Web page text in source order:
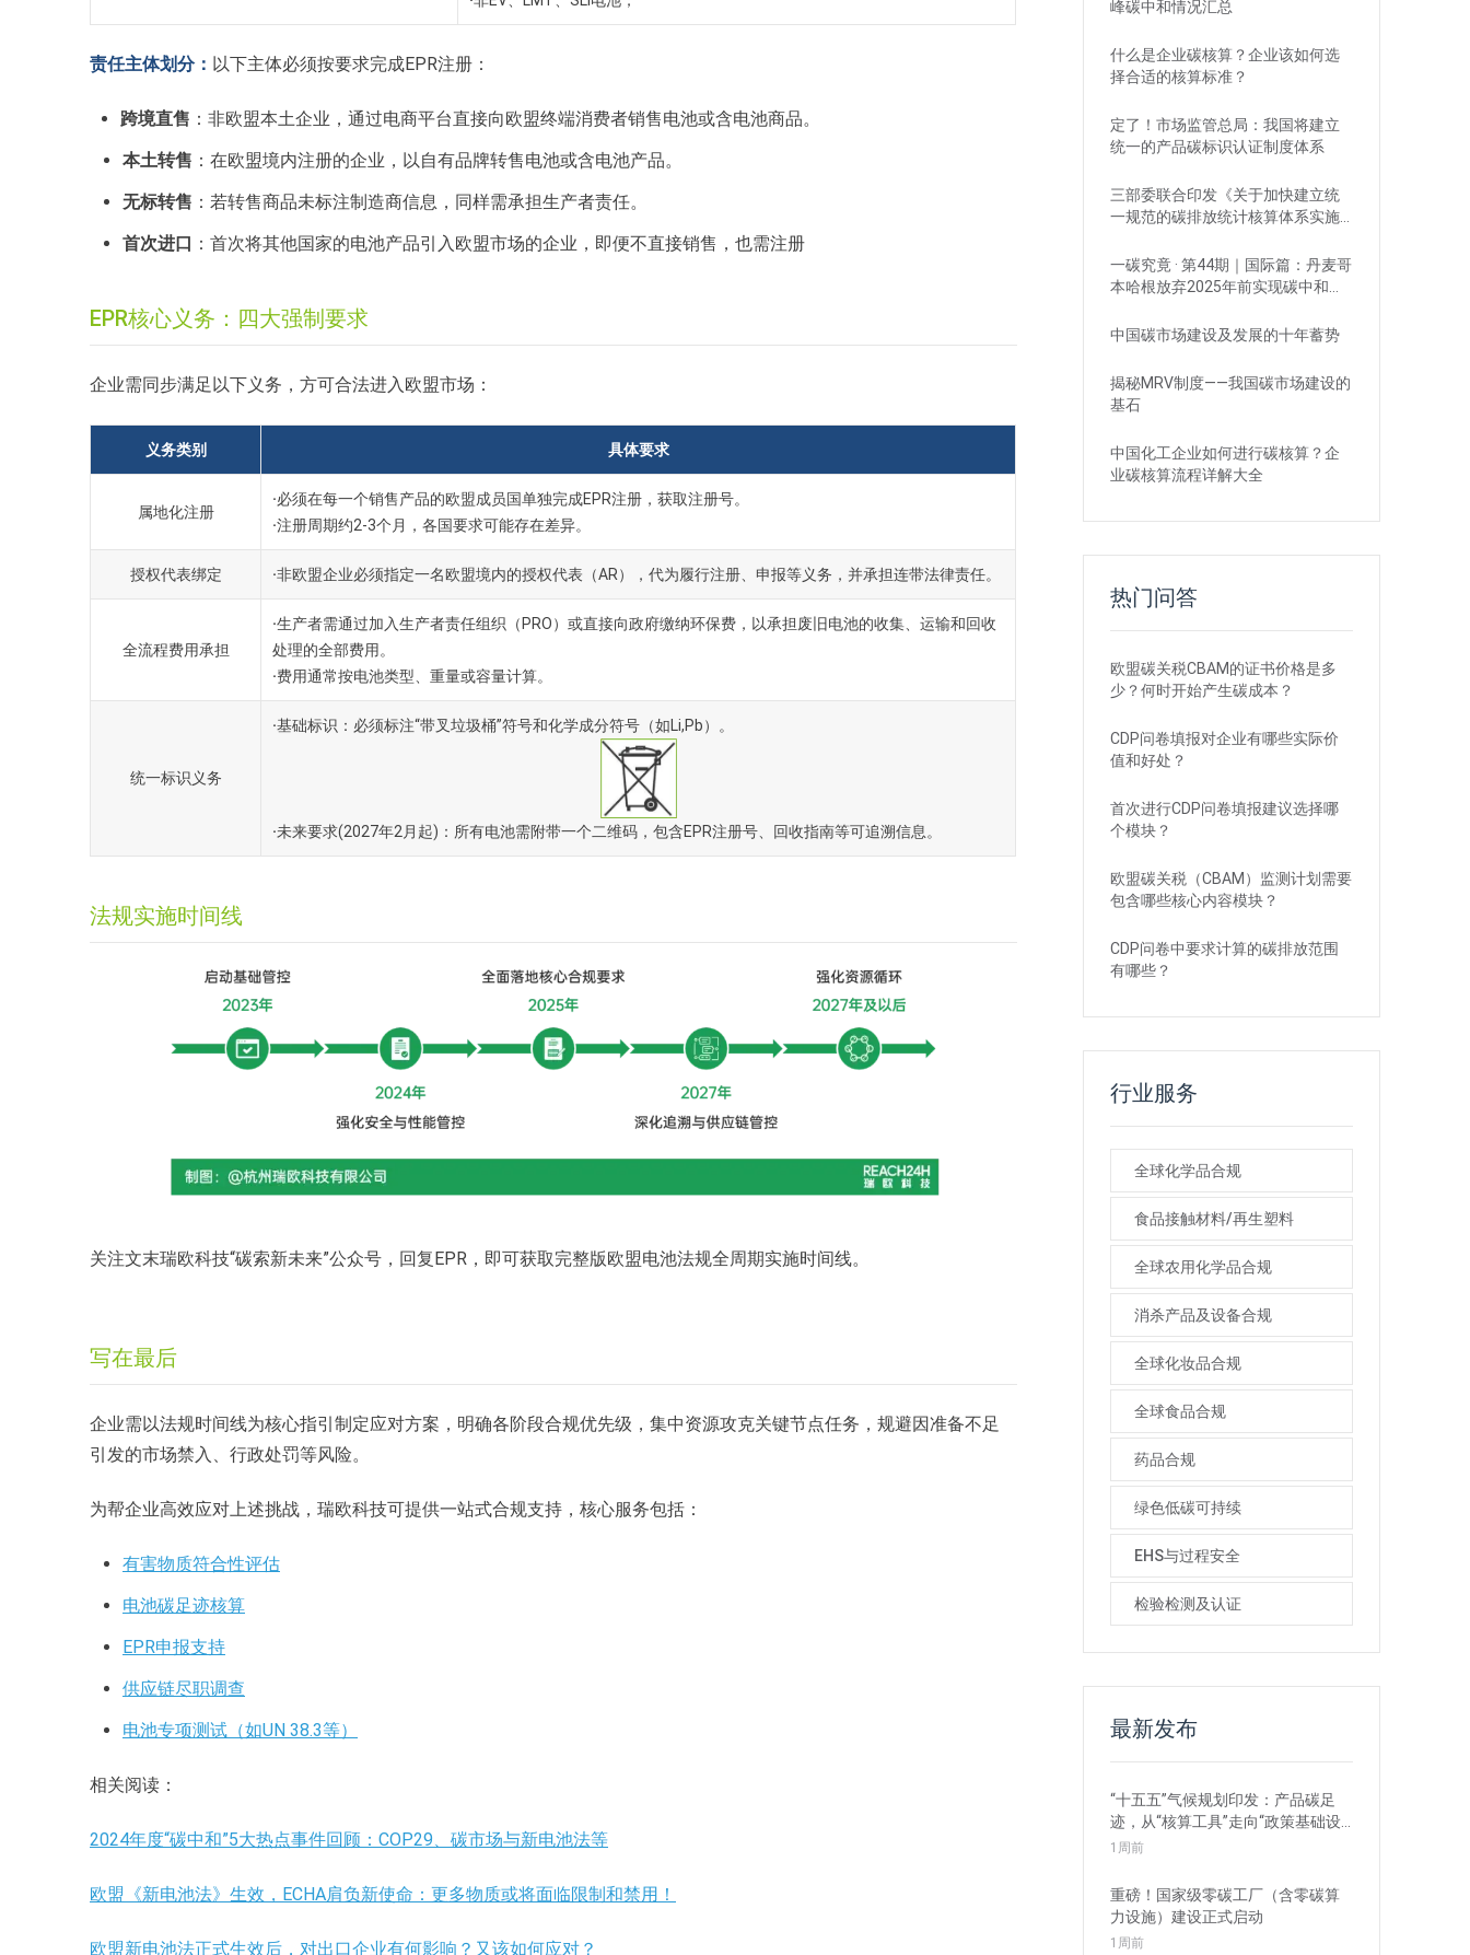
责任主体划分： 以下主体必须按要求完成EPR注册：
跨境直售 ：非欧盟本土企业，通过电商平台直接向欧盟终端消费者销售电池或含电池商品。
本土转售 ：在欧盟境内注册的企业，以自有品牌转售电池或含电池产品。
无标转售 ：若转售商品未标注制造商信息，同样需承担生产者责任。
首次进口 ：首次将其他国家的电池产品引入欧盟市场的企业，即便不直接销售，也需注册
EPR核心义务：四大强制要求
企业需同步满足以下义务，方可合法进入欧盟市场：
义务类别 具体要求
属地化注册
·必须在每一个销售产品的欧盟成员国单独完成EPR注册，获取注册号。
·注册周期约2-3个月，各国要求可能存在差异。
授权代表绑定 ·非欧盟企业必须指定一名欧盟境内的授权代表（AR），代为履行注册、申报等义务，并承担连带法律责任。
全流程费用承担
·生产者需通过加入生产者责任组织（PRO）或直接向政府缴纳环保费，以承担废旧电池的收集、运输和回收
处理的全部费用。
·费用通常按电池类型、重量或容量计算。
统一标识义务
·基础标识：必须标注“带叉垃圾桶”符号和化学成分符号（如Li,Pb）。
·未来要求(2027年2月起)：所有电池需附带一个二维码，包含EPR注册号、回收指南等可追溯信息。
法规实施时间线
关注文末瑞欧科技“碳索新未来”公众号，回复EPR，即可获取完整版欧盟电池法规全周期实施时间线。
写在最后
企业需以法规时间线为核心指引制定应对方案，明确各阶段合规优先级，集中资源攻克关键节点任务，规避因准备不足
引发的市场禁入、行政处罚等风险。
为帮企业高效应对上述挑战，瑞欧科技可提供一站式合规支持，核心服务包括：
有害物质符合性评估
电池碳足迹核算
EPR申报支持
供应链尽职调查
电池专项测试（如UN 38.3等）
相关阅读：
2024年度“碳中和”5大热点事件回顾：COP29、碳市场与新电池法等
欧盟《新电池法》生效，ECHA肩负新使命：更多物质或将面临限制和禁用！
欧盟新电池法正式生效后，对出口企业有何影响？又该如何应对？
峰碳中和情况汇总
什么是企业碳核算？企业该如何选
择合适的核算标准？
定了！市场监管总局：我国将建立
统一的产品碳标识认证制度体系
三部委联合印发《关于加快建立统
一规范的碳排放统计核算体系实施
一碳究竟 · 第44期｜国际篇：丹麦哥
本哈根放弃2025年前实现碳中和目
中国碳市场建设及发展的十年蓄势
揭秘MRV制度——我国碳市场建设的
基石
中国化工企业如何进行碳核算？企
业碳核算流程详解大全
热门问答
欧盟碳关税CBAM的证书价格是多
少？何时开始产生碳成本？
CDP问卷填报对企业有哪些实际价
值和好处？
首次进行CDP问卷填报建议选择哪
个模块？
欧盟碳关税（CBAM）监测计划需要
包含哪些核心内容模块？
CDP问卷中要求计算的碳排放范围
有哪些？
行业服务
全球化学品合规
食品接触材料/再生塑料
全球农用化学品合规
消杀产品及设备合规
全球化妆品合规
全球食品合规
药品合规
绿色低碳可持续
EHS与过程安全
检验检测及认证
最新发布
“十五五”气候规划印发：产品碳足
迹，从“核算工具”走向“政策基础设
施”
1周前
重磅！国家级零碳工厂（含零碳算
力设施）建设正式启动
1周前